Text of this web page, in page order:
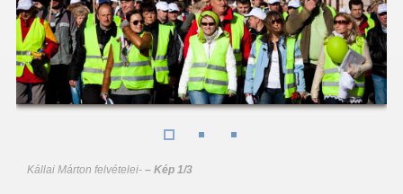
Kállai Márton felvételei-– Kép 1/3